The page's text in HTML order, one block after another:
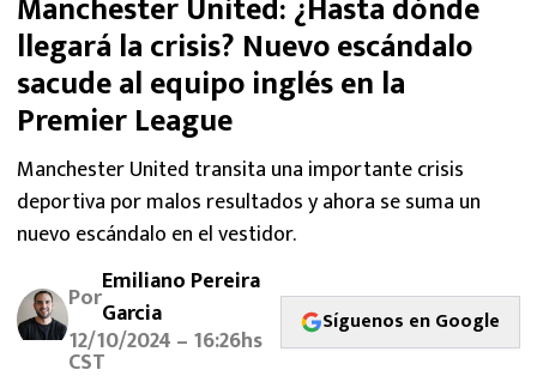
RAYADOS
PUMAS
ATLANTE
SELECCIÓN MEXICANA
FUTBOL INTERNACIONAL
MEXICANOS EN EL EXTRANJERO
FUTBOL ESTUFA
llegará la crisis? Nuevo escándalo
sacude al equipo inglés en la
Premier League
Manchester United transita una importante crisis
deportiva por malos resultados y ahora se suma un
nuevo escándalo en el vestidor.
PorEmiliano Pereira
Garcia
12/10/2024 – 16:26hs
CST
Síguenos en Google